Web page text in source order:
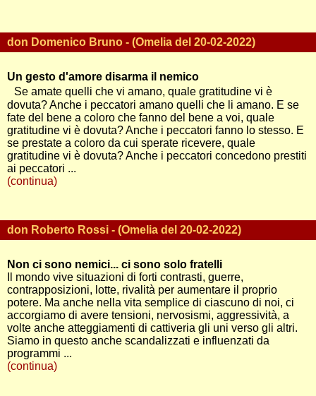
don Domenico Bruno - (Omelia del 20-02-2022)
Un gesto d'amore disarma il nemico
Se amate quelli che vi amano, quale gratitudine vi è
dovuta? Anche i peccatori amano quelli che li amano. E se
fate del bene a coloro che fanno del bene a voi, quale
gratitudine vi è dovuta? Anche i peccatori fanno lo stesso. E
se prestate a coloro da cui sperate ricevere, quale
gratitudine vi è dovuta? Anche i peccatori concedono prestiti
ai peccatori ...
(continua)
don Roberto Rossi - (Omelia del 20-02-2022)
Non ci sono nemici... ci sono solo fratelli
Il mondo vive situazioni di forti contrasti, guerre,
contrapposizioni, lotte, rivalità per aumentare il proprio
potere. Ma anche nella vita semplice di ciascuno di noi, ci
accorgiamo di avere tensioni, nervosismi, aggressività, a
volte anche atteggiamenti di cattiveria gli uni verso gli altri.
Siamo in questo anche scandalizzati e influenzati da
programmi ...
(continua)